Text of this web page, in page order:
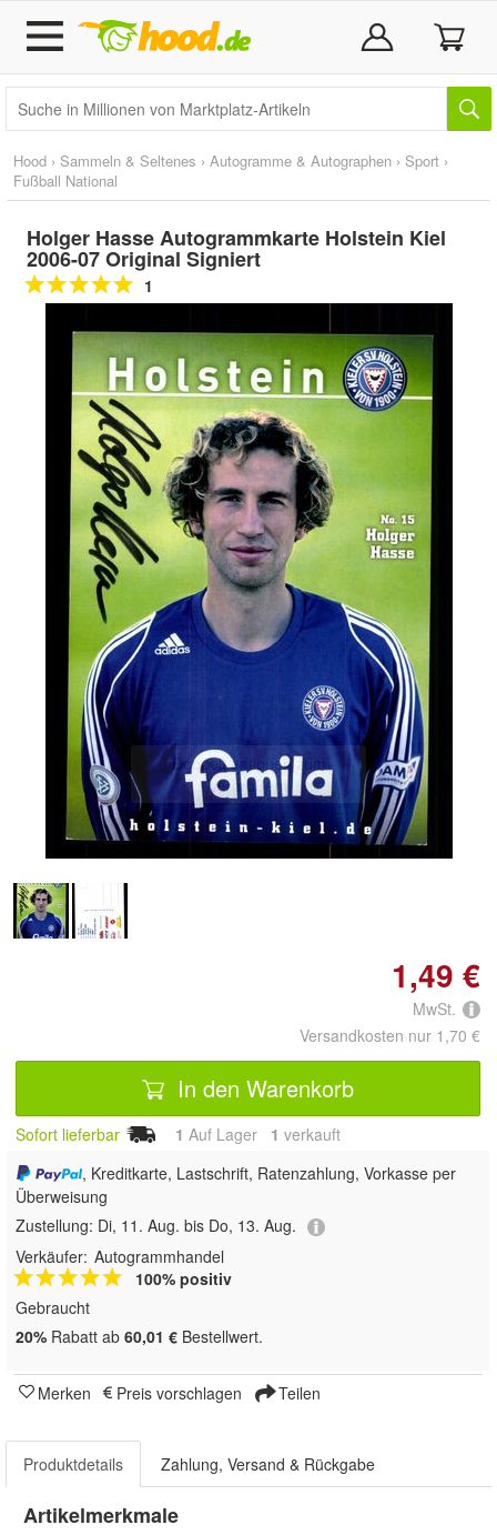
Hood › Sammeln & Seltenes › Autogramme & Autographen › Sport ›
Fußball National
Holger Hasse Autogrammkarte Holstein Kiel
2006-07 Original Signiert
1
Doppelt antippen zum
vergrößern
1,49 €
MwSt.
Versandkosten nur 1,70 €
In den Warenkorb
Sofort lieferbar 1 Auf Lager 1 verkauft
, Kreditkarte, Lastschrift, Ratenzahlung, Vorkasse per
Überweisung
Zustellung: Di, 11. Aug. bis Do, 13. Aug.
Verkäufer: Autogrammhandel
100% positiv
Gebraucht
20% Rabatt ab 60,01 € Bestellwert.
Merken Preis vorschlagen Teilen
Produktdetails Zahlung, Versand & Rückgabe
Artikelmerkmale